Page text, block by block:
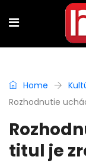
Home
Rozhodnutie
titul je